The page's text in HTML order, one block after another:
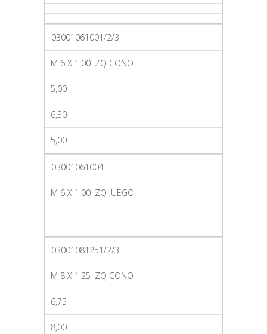
03001061001/2/3
M 6 X 1.00 IZQ CONO
5,00
6,30
5,00
03001061004
M 6 X 1.00 IZQ JUEGO
03001081251/2/3
M 8 X 1.25 IZQ CONO
6,75
8,00